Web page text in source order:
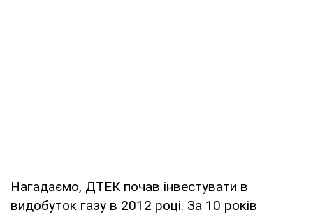
Нагадаємо, ДТЕК почав інвестувати в
видобуток газу в 2012 році. За 10 років